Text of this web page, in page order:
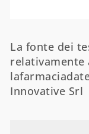
La fonte dei
Innovative Srl